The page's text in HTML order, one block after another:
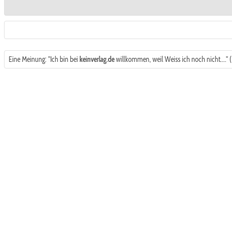
Eine Meinung: "Ich bin bei keinverlag.dewillkommen, weil Weiss ich noch nicht...." (